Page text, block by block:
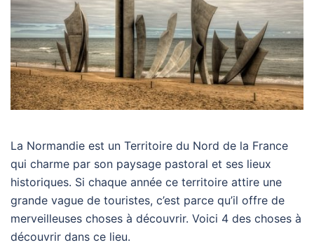
La Normandie est un Territoire du Nord de la France
qui charme par son paysage pastoral et ses lieux
historiques. Si chaque année ce territoire attire une
grande vague de touristes, c’est parce qu’il offre de
merveilleuses choses à découvrir. Voici 4 des choses à
découvrir dans ce lieu.